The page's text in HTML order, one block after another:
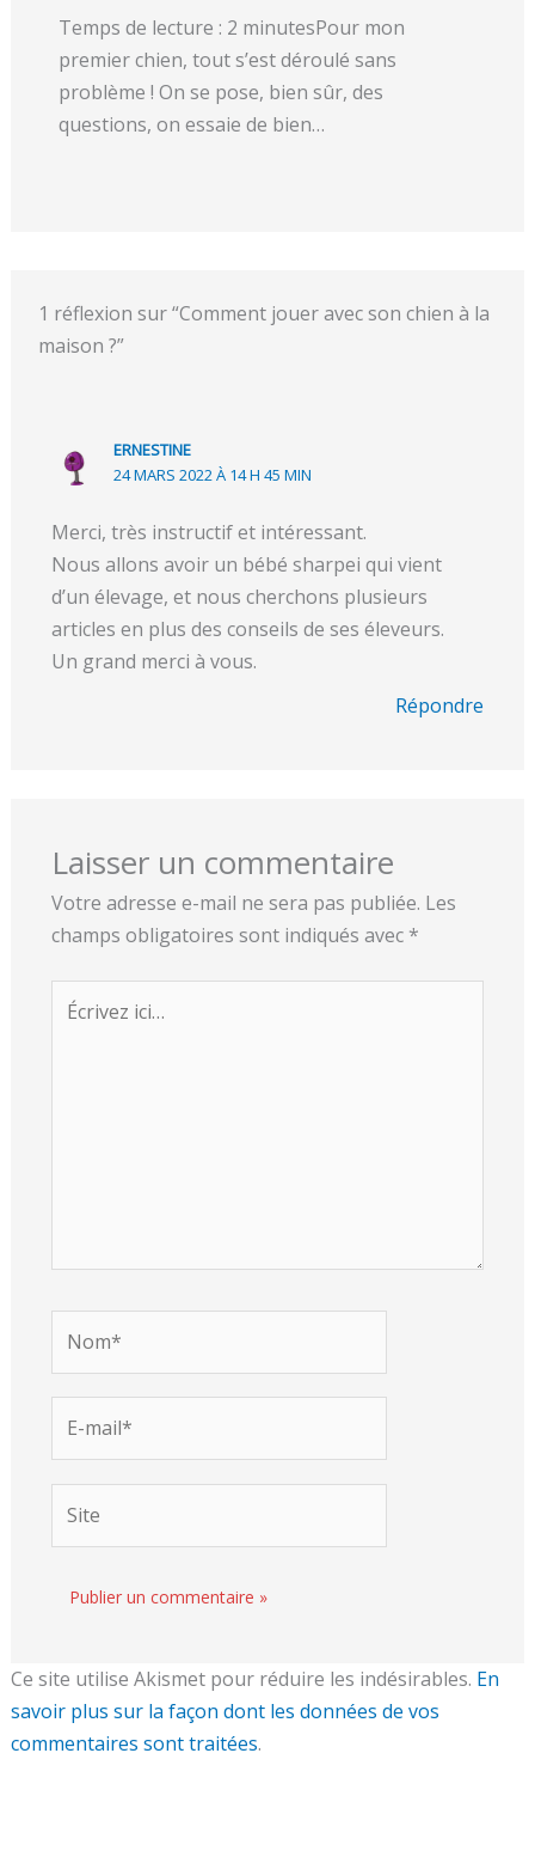
Temps de lecture : 2 minutesPour mon
premier chien, tout s’est déroulé sans
problème ! On se pose, bien sûr, des
questions, on essaie de bien…
1 réflexion sur “Comment jouer avec son chien à la
maison ?”
ERNESTINE
24 MARS 2022 À 14 H 45 MIN
Merci, très instructif et intéressant.
Nous allons avoir un bébé sharpei qui vient
d’un élevage, et nous cherchons plusieurs
articles en plus des conseils de ses éleveurs.
Un grand merci à vous.
Répondre
Laisser un commentaire
Votre adresse e-mail ne sera pas publiée. Les
champs obligatoires sont indiqués avec *
Écrivez
ici…
mail*
Ce site utilise Akismet pour réduire les indésirables. En
savoir plus sur la façon dont les données de vos
commentaires sont traitées.